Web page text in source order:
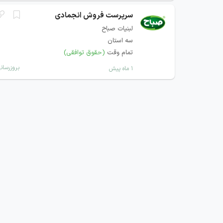
سرپرست فروش انجمادی
لبنیات صباح
سه استان
تمام وقت (حقوق توافقی)
۱ ماه پیش